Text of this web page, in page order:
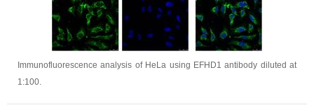
Immunofluorescence analysis of HeLa using EFHD1 antibody diluted at
1:100.